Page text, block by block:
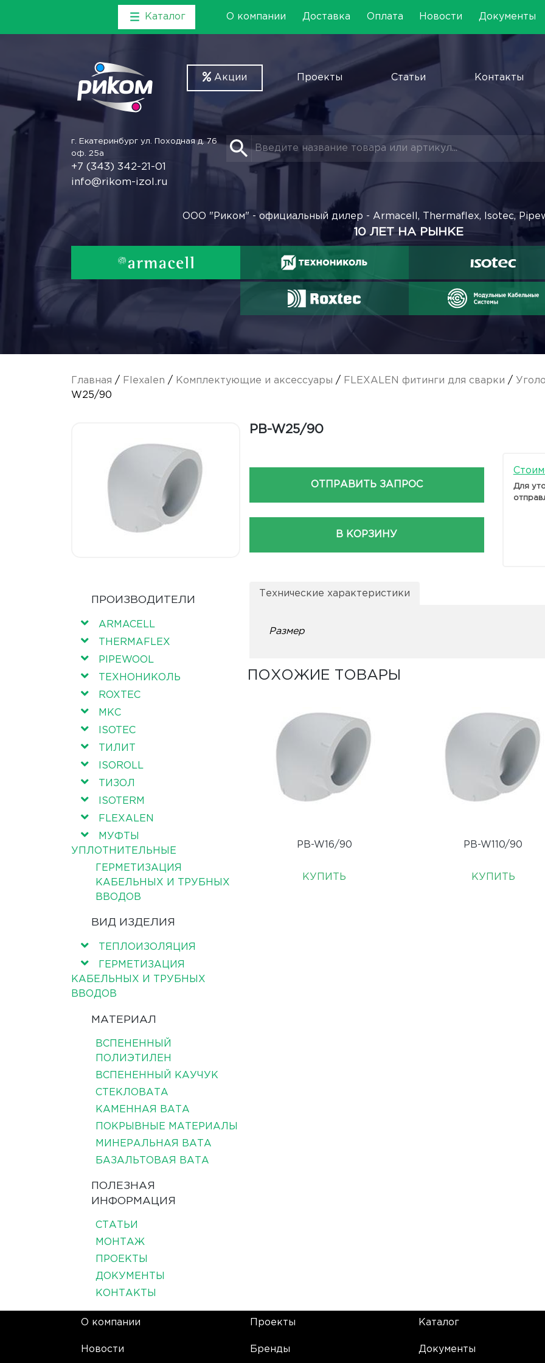
Каталог О компании Доставка Оплата Новости Документы
Акции Проекты Статьи Контакты
г. Екатеринбург ул. Походная д. 76
оф. 25а
+7 (343) 342-21-01
info@rikom-izol.ru
ООО "Риком" - официальный дилер - Armacell, Thermaflex, Isotec,
10 ЛЕТ НА РЫНКЕ
Главная / Flexalen / Комплектующие и аксессуары / FLEXALEN фитинги для сварки /
W25/90
PB-W25/90
ОТПРАВИТЬ ЗАПРОС
В КОРЗИНУ
Для
ПРОИЗВОДИТЕЛИ
ARMACELL
THERMAFLEX
PIPEWOOL
ТЕХНОНИКОЛЬ
ROXTEC
МКС
ISOTEC
ТИЛИТ
ISOROLL
ТИЗОЛ
ISOTERM
FLEXALEN
МУФТЫ
УПЛОТНИТЕЛЬНЫЕ
ГЕРМЕТИЗАЦИЯ
КАБЕЛЬНЫХ И ТРУБНЫХ
ВВОДОВ
ВИД ИЗДЕЛИЯ
ТЕПЛОИЗОЛЯЦИЯ
ГЕРМЕТИЗАЦИЯ
КАБЕЛЬНЫХ И ТРУБНЫХ
ВВОДОВ
МАТЕРИАЛ
ВСПЕНЕННЫЙ
ПОЛИЭТИЛЕН
ВСПЕНЕННЫЙ КАУЧУК
СТЕКЛОВАТА
КАМЕННАЯ ВАТА
ПОКРЫВНЫЕ МАТЕРИАЛЫ
МИНЕРАЛЬНАЯ ВАТА
БАЗАЛЬТОВАЯ ВАТА
ПОЛЕЗНАЯ
ИНФОРМАЦИЯ
СТАТЬИ
МОНТАЖ
ПРОЕКТЫ
ДОКУМЕНТЫ
КОНТАКТЫ
Технические характеристики
Размер
ПОХОЖИЕ ТОВАРЫ
PB-W16/90
КУПИТЬ
PB-W110/90
КУПИТЬ
О компании Проекты Каталог
Новости Бренды Документы